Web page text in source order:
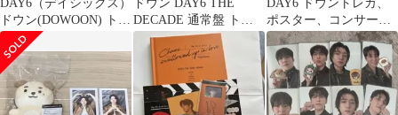
DAY6（デイシックス）
ドウン(DOWOON) トレ
カ
ドウン DAY6 THE
DECADE 通常盤 トレ
カ
DAY6 ドウントレカ、
ポスター、コンサート
コンフェッティ等まと
め販売